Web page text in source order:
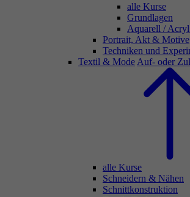
alle Kurse
Grundlagen
Aquarell /
Portrait, Akt & Motive
Techniken und
Textil & Mode Auf- oder
alle Kurse
Schneidern & Nähen
Schnittkonstruktion